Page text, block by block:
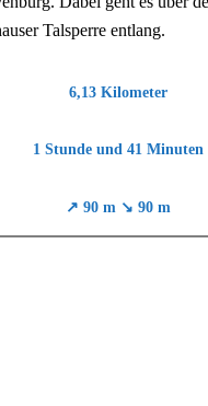
Talsperre entlang.
6,13 Kilometer
1 Stunde und 41 Minuten
↗ 90 m ↘ 90 m